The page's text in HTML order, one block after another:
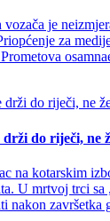
je
za
do riječi, ne
na kotarskim
U mrtvoj trci sa
nakon završetka